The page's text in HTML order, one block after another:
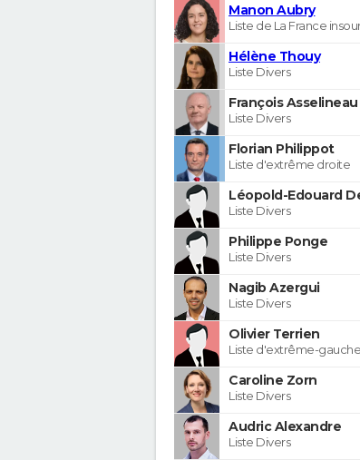
Manon Aubry
Liste de La France
Hélène Thouy
Liste Divers
François Asselineau
Liste Divers
Florian Philippot
Liste d'extrême droite
Léopold-Edouard
Liste Divers
Philippe Ponge
Liste Divers
Nagib Azergui
Liste Divers
Olivier Terrien
Liste d'extrême-gauche
Caroline Zorn
Liste Divers
Audric Alexandre
Liste Divers